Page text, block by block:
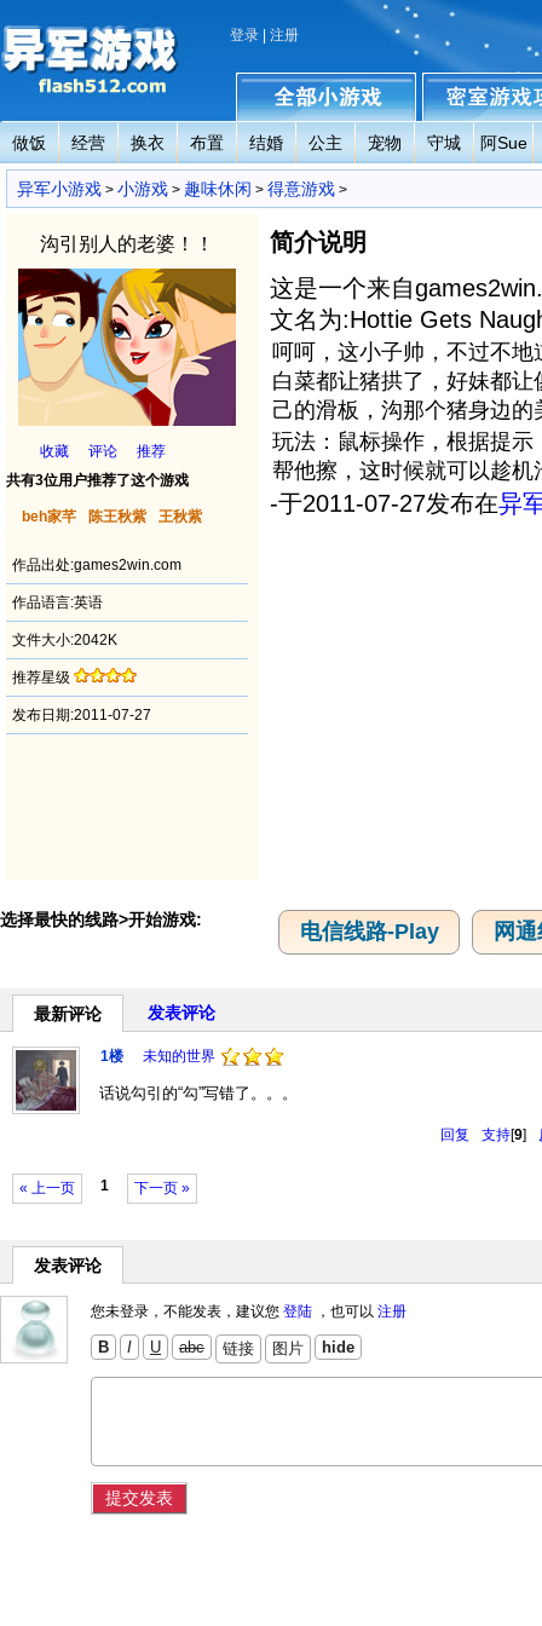
异军小游戏
登录 注册
全部小游戏 密室小游戏攻略
做饭 经营 换衣 布置 结婚 公主 宠物 守城 阿Sue
异军小游戏 > 小游戏 > 趣味休闲 > 得意游戏 >
沟引别人的老婆！！
收藏 评论
推荐
共有3位用户推荐了这个游戏
beh家芊 陈王秋紫 王秋紫
作品出处:games2win.com
作品语言:英语
文件大小:2042K
推荐星级
发布日期:2011-07-27
简介说明
这是一个来自
文名为:Hottie Gets
呵呵，这小子帅，不过不
白菜都让猪拱了，好妹都
己的滑板，沟那个猪身边的
玩法：鼠标操作，根据提
帮他擦，这时候就可以趁机
-于2011-07-27发布在异
选择最快的线路>开始游戏: 电信线路-Play 网
最新评论 发表评论
1楼 未知的世界
话说勾引的“勾”写错了。。。
回复 支持[9]
« 上一页 1 下一页 »
发表评论
您未登录，不能发表，建议您 登陆 ，也可以 注册